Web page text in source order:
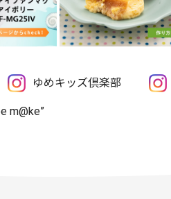
ゆめキッズ倶楽部
m@ke”